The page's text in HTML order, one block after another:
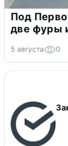
Под
две фуры
5 августа 0